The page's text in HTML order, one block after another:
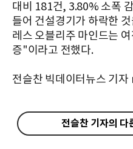
대비 181건, 3.80% 소폭
들어 건설경기가 하락한
레스 오블리주 마인드는
증"이라고 전했다.
전슬찬 빅데이터뉴스 기
전슬찬 기자의 다